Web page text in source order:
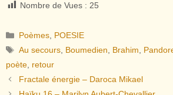
Nombre de Vues : 25
Catégories
Poèmes POESIE
Étiquettes
Au secours Boumedien Brahim
poète retour
Fractale énergie – Daroca Mikael